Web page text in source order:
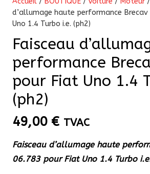
d’allumage haute performance
Uno 1.4 Turbo i.e. (ph2)
Faisceau
performance
pour Fiat Uno 1.4
(ph2)
49,00 € TVAC
Faisceau d’allumage haute
06.783 pour Fiat Uno 1.4 Turbo